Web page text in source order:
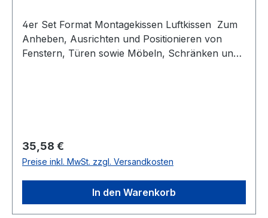
4er Set Format Montagekissen Luftkissen Zum
Anheben, Ausrichten und Positionieren von
Fenstern, Türen sowie Möbeln, Schränken und
Regulärer Preis:
35,58 €
Preise inkl. MwSt. zzgl. Versandkosten
In den Warenkorb